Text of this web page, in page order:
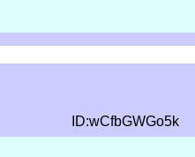
ID:wCfbGWGo5k